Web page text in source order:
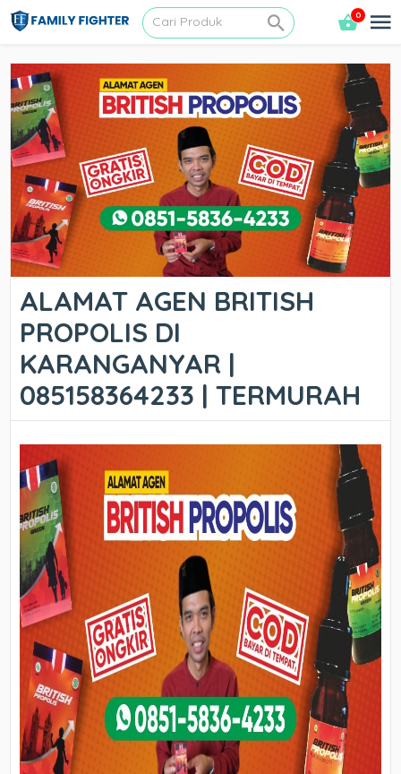
0
ALAMAT AGEN BRITISH
PROPOLIS DI
KARANGANYAR |
085158364233 | TERMURAH